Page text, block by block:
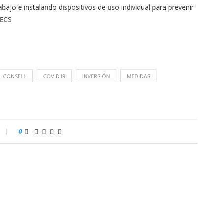
e instalando dispositivos de uso individual para prevenir
CONSELL COVID19 INVERSIÓN MEDIDAS
0